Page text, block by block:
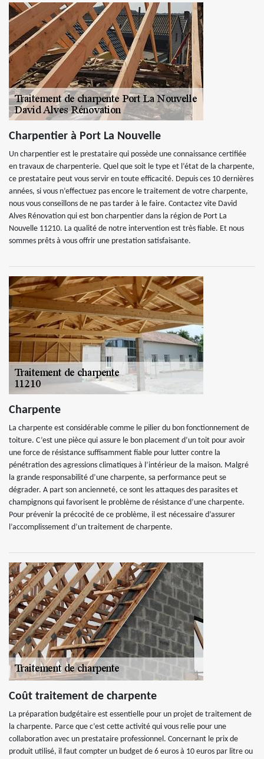
Charpentier à Port La Nouvelle
Un charpentier est le prestataire qui possède une connaissance certifiée
en travaux de charpenterie. Quel que soit le type et l’état de la charpente,
ce prestataire peut vous servir en toute efficacité. Depuis ces 10 dernières
années, si vous n’effectuez pas encore le traitement de votre charpente,
nous vous conseillons de ne pas tarder à le faire. Contactez vite David
Alves Rénovation qui est bon charpentier dans la région de Port La
Nouvelle 11210. La qualité de notre intervention est très fiable. Et nous
sommes prêts à vous offrir une prestation satisfaisante.
Charpente
La charpente est considérable comme le pilier du bon fonctionnement de
toiture. C’est une pièce qui assure le bon placement d’un toit pour avoir
une force de résistance suffisamment fiable pour lutter contre la
pénétration des agressions climatiques à l’intérieur de la maison. Malgré
la grande responsabilité d’une charpente, sa performance peut se
dégrader. A part son ancienneté, ce sont les attaques des parasites et
champignons qui favorisent le problème de résistance d’une charpente.
Pour prévenir la précocité de ce problème, il est nécessaire d’assurer
l’accomplissement d’un traitement de charpente.
Coût traitement de charpente
La préparation budgétaire est essentielle pour un projet de traitement de
la charpente. Parce que c’est cette activité qui vous relie pour une
collaboration avec un prestataire professionnel. Concernant le prix de
produit utilisé, il faut compter un budget de 6 euros à 10 euros par litre ou